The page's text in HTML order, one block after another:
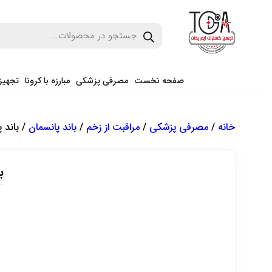
صفحه نخست مصرفی پزشکی مبارزه با کرونا
خانه / مصرفی پزشکی / مراقبت از زخم / باند پانسمان / باند